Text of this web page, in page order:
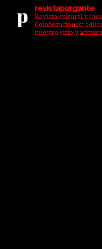
revistapurgante
Revista cultural y
Colaboraciones:
nuestro sitio y